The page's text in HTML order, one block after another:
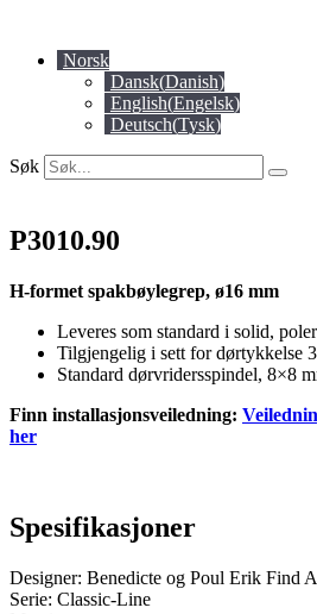
content Norsk
Dansk(Danish)
English(Engelsk)
Deutsch(Tysk)
Søk
P3010.90
H-formet spakbøylegrep, ø16 mm
Leveres som standard i solid,
Tilgjengelig i sett for dørtykkelse
Standard dørvridersspindel, 8×8
Finn installasjonsveiledning:
her
Spesifikasjoner
Designer: Benedicte og Poul Erik Find
Serie: Classic-Line